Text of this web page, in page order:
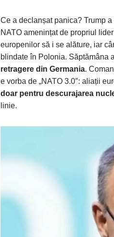
Ce a declanșat panica? Trump
NATO amenințat de propriul
europenilor să i se alăture, iar
blindate în Polonia. Săptămâna
retragere din Germania.
e vorba de „NATO 3.0″: aliații
doar pentru descurajarea
linie.